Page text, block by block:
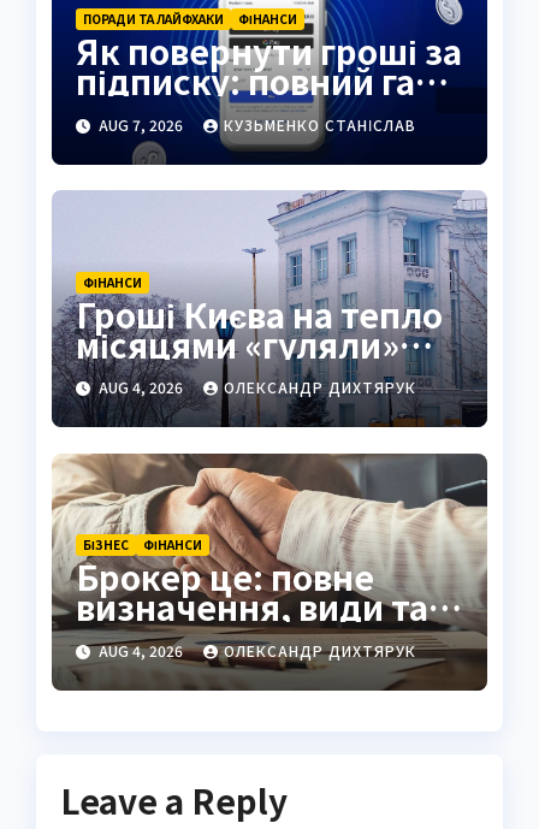
ПОРАДИ ТА ЛАЙФХАКИ ФІНАНСИ
Як повернути гроші за
підписку: повний гайд
2026
AUG 7, 2026 КУЗЬМЕНКО СТАНІСЛАВ
ФІНАНСИ
Гроші Києва на тепло
місяцями «гуляли»
рахунками
AUG 4, 2026 ОЛЕКСАНДР ДИХТЯРУК
БІЗНЕС ФІНАНСИ
Брокер це: повне
визначення, види та
як обрати надійного
посередника
AUG 4, 2026 ОЛЕКСАНДР ДИХТЯРУК
Leave a Reply